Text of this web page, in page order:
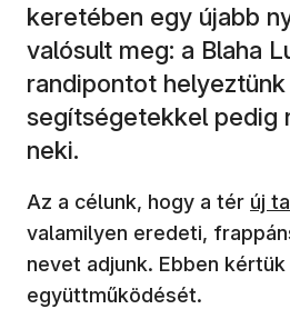
keretében egy újabb
valósult meg: a Blaha
randipontot helyeztünk
segítségetekkel pedig
neki.
Az a célunk, hogy a tér (új
új
valamilyen eredeti,
nevet adjunk. Ebben
együttműködését.